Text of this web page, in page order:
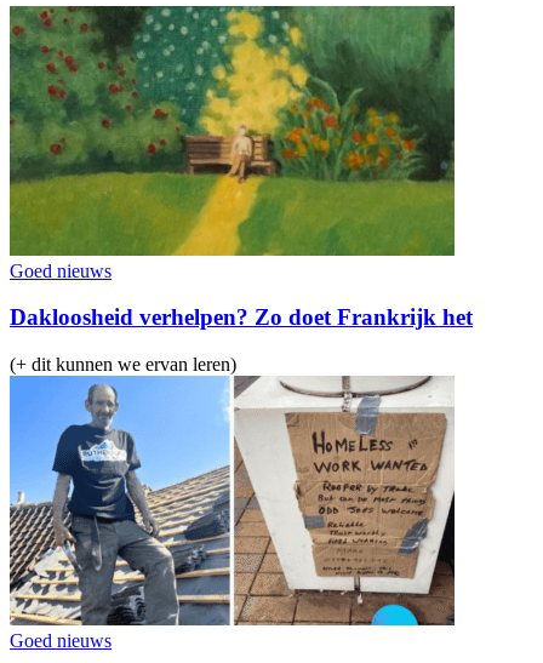
Goed nieuws
Dakloosheid verhelpen? Zo doet Frankrijk het
(+ dit kunnen we ervan leren)
Goed nieuws